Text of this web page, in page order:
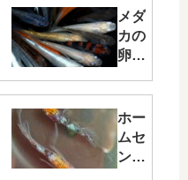
メダ
カの
卵は
産
む？
産卵
時期
とタ
ホー
ムセ
ンタ